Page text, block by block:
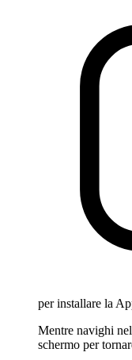
per installare la
Mentre navighi
schermo per